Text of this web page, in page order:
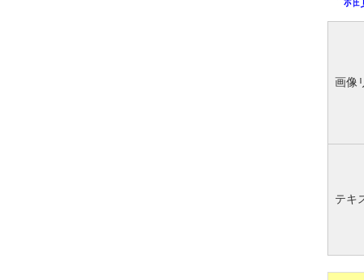
画像
テキ